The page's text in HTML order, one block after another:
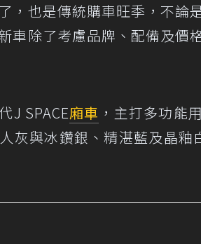
，也是傳統購車旺季，不論
車除了考慮品牌、配備及價
J SPACE廂車 ，主打多功能
灰與冰鑽銀、精湛藍及晶